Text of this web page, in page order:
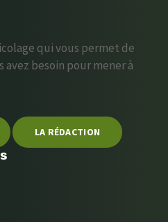
qui vous permet de
besoin pour mener à
LA RÉDACTION